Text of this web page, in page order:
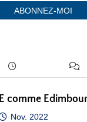
ABONNEZ-MOI
E comme
Nov. 2022